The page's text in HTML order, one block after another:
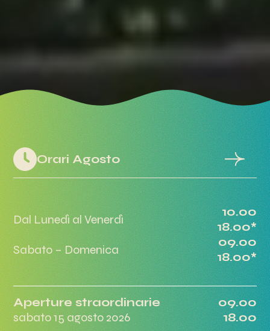
Orari Agosto
Dal Lunedì al Venerdì
10.00
18.00*
Sabato – Domenica
09.00
18.00*
Aperture straordinarie
sabato 15 agosto 2026
09.00
18.00